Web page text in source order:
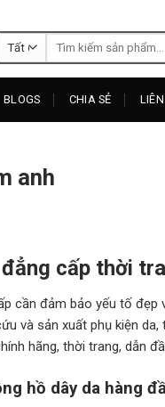
Tìm
BLOGS CHIA SẺ
anh
cấp thời
cần đảm bảo yếu tố
và sản xuất phụ kiện
hãng, thời trang, dẫn
hồ dây da hàng